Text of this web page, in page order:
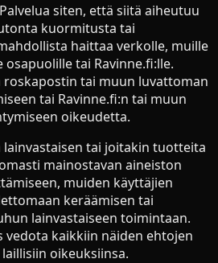
siten, että siitä aiheutuu
kuormitusta tai
haittaa verkolle, muille
tai Ravinne.fi:lle.
roskapostin tai muun luvattoman
tai Ravinne.fi:n tai muun
oikeudetta.
lainvastaisen tai joitakin tuotteita
mainostavan aineiston
muiden käyttäjien
keräämisen tai
lainvastaiseen toimintaan.
vedota kaikkiin näiden ehtojen
oikeuksiinsa.